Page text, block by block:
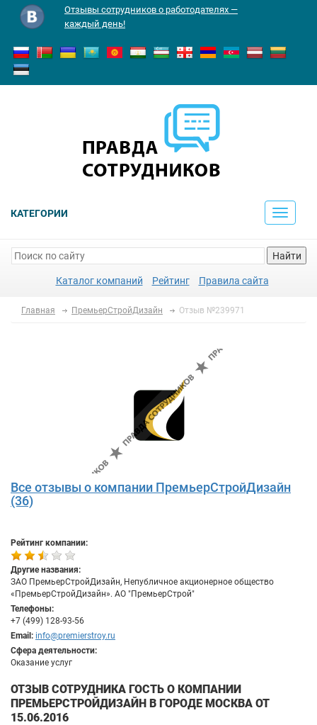
Отзывы сотрудников о работодателях —
каждый день!
КАТЕГОРИИ
Toggle
Найти
Каталог компаний Рейтинг Правила сайта
Главная ПремьерСтройДизайн Отзыв №239971
Все отзывы о компании ПремьерСтройДизайн
(36)
Рейтинг компании:
Другие названия:
ЗАО ПремьерСтройДизайн, Непубличное акционерное общество
«ПремьерСтройДизайн». АО "ПремьерСтрой"
Телефоны:
+7 (499) 128-93-56
Email: info@premierstroy.ru
Сфера деятельности:
Оказание услуг
ОТЗЫВ СОТРУДНИКА ГОСТЬ О КОМПАНИИ
ПРЕМЬЕРСТРОЙДИЗАЙН В ГОРОДЕ МОСКВА ОТ
15.06.2016